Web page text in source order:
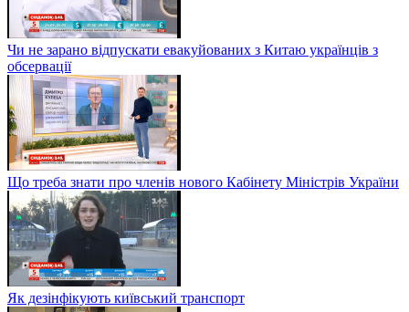
Чи не зарано відпускати евакуйованих з Китаю українців з
обсервації
Що треба знати про членів нового Кабінету Міністрів України
Як дезінфікують київський транспорт